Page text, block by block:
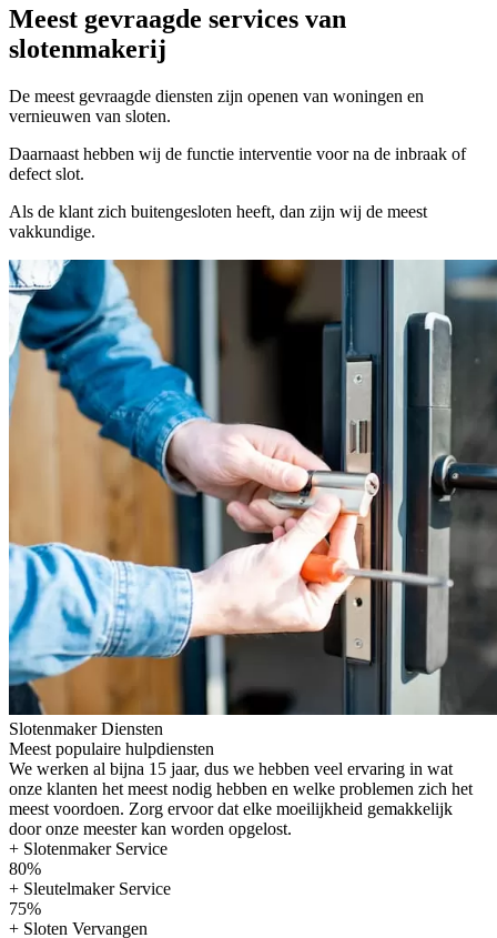
Meest gevraagde services van
slotenmakerij
De meest gevraagde diensten zijn openen van woningen en
vernieuwen van sloten.
Daarnaast hebben wij de functie interventie voor na de inbraak of
defect slot.
Als de klant zich buitengesloten heeft, dan zijn wij de meest
vakkundige.
Slotenmaker Diensten
Meest populaire hulpdiensten
We werken al bijna 15 jaar, dus we hebben veel ervaring in wat
onze klanten het meest nodig hebben en welke problemen zich het
meest voordoen. Zorg ervoor dat elke moeilijkheid gemakkelijk
door onze meester kan worden opgelost.
+ Slotenmaker Service
80%
+ Sleutelmaker Service
75%
+ Sloten Vervangen